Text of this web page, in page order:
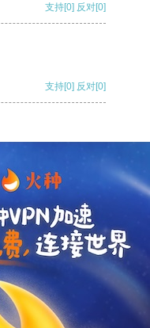
支持[0] 反对[0]
支持[0] 反对[0]
支持 [0] 反对[0]
支持[0] 反对